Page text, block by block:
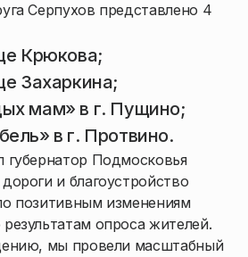
Серпухов представлено 4
Крюкова;
Захаркина;
мам» в г. Пущино;
в г. Протвино.
губернатор Подмосковья
и благоустройство
позитивным изменениям
опроса жителей.
мы провели масштабный